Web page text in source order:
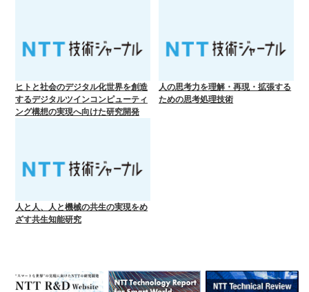
ヒトと社会のデジタル化世界を創造
するデジタルツインコンピューティ
ング構想の実現へ向けた研究開発
人の思考力を理解・再現・拡張する
ための思考処理技術
人と人、人と機械の共生の実現をめ
ざす共生知能研究